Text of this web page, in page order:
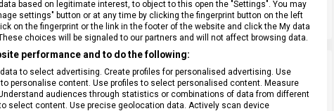
4 199 Kč 6 299 Kč
based on legitimate interest, to object to this open the "Settings". You may
settings" button or at any time by clicking the fingerprint button on the left
on the fingerprint or the link in the footer of the website and click the My data
choices will be signaled to our partners and will not affect browsing data.
performance and to do the following:
to select advertising. Create profiles for personalised advertising. Use
personalise content. Use profiles to select personalised content. Measure
audiences through statistics or combinations of data from different
select content. Use precise geolocation data. Actively scan device